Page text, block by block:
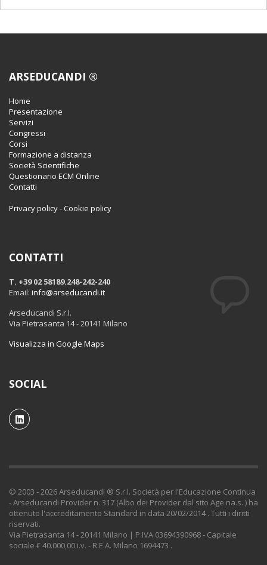
ARSEDUCANDI ®
Home
Presentazione
Servizi
Congressi
Corsi
Formazione a distanza
Società Scientifiche
Questionario ECM Online
Contatti
Privacy policy-Cookie policy
CONTATTI
T. +39 02 58189.248-242-240
Email: info@arseducandi.it
Arseducandi S.r.l.
Via Pietrasanta 14 - 20141 Milano
Visualizza in Google Maps
SOCIAL
© 2003 - 2026 Arseducandi ® S.r.l. Società per l'Educazione Continua
- Arseducandi Provider n. 317 (Albo dei Provider dal sito Age.na.s. ) ha
ottenuto l'accreditamento Standard in data 20/02/2014 . Tutti i diritti
riservati.
Via Pietrasanta 14 - 20141 Milano | P.IVA 03694390968 - Capitale
sociale € 40.000,00 i.v. - R.E.A. Milano 1694473 .